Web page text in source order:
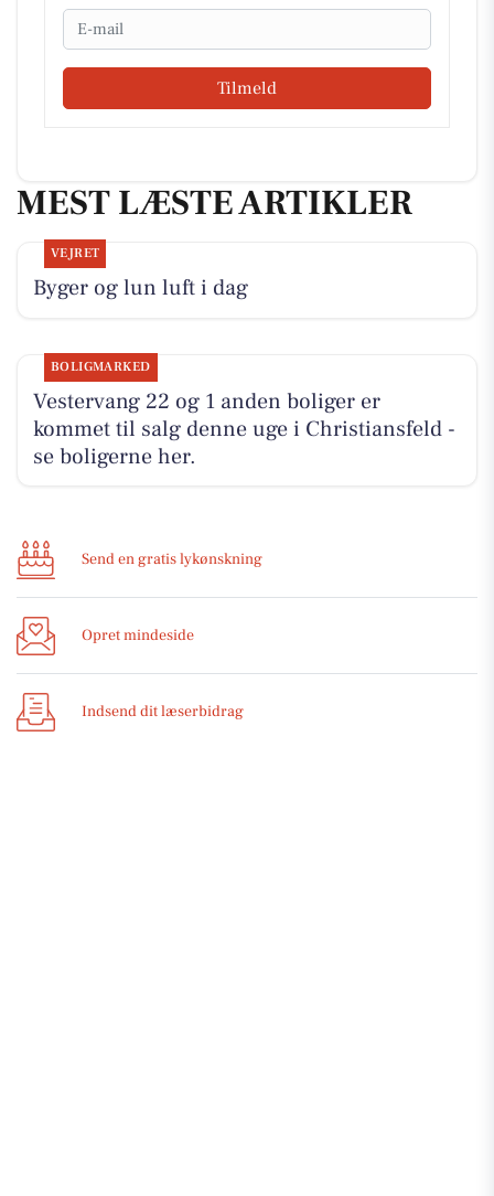
Email
Tilmeld
MEST LÆSTE ARTIKLER
VEJRET
Byger og lun luft i dag
BOLIGMARKED
Vestervang 22 og 1 anden boliger er
kommet til salg denne uge i Christiansfeld -
se boligerne her.
Send en gratis lykønskning
Opret mindeside
Indsend dit læserbidrag